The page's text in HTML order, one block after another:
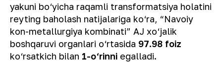
yakuni bo‘yicha raqamli transformatsiya holatini
reyting baholash natijalariga ko‘ra, “Navoiy
kon-metallurgiya kombinati” AJ xo‘jalik
boshqaruvi organlari o‘rtasida 97.98 foiz
ko‘rsatkich bilan 1-o‘rinni egalladi.